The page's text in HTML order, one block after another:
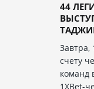
44
Завтра,
счету
команд
1XBet-